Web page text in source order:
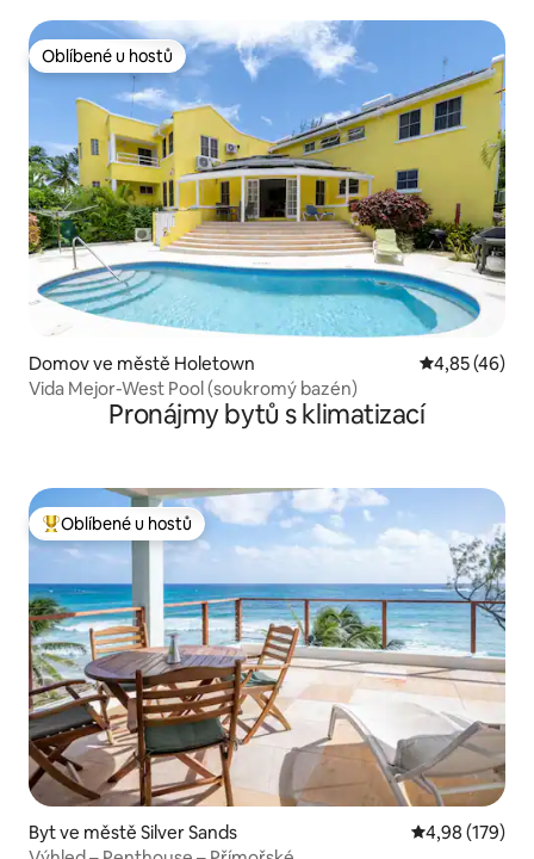
Oblíbené u hostů
Oblíbené u hostů
Domov ve městě Holetown Průměrné
4,85 (46)
Vida Mejor-West Pool (soukromý bazén)
Pronájmy bytů s klimatizací
Nejlepší v kategorii Oblíbené u hostů
Oblíbené u hostů
Byt ve městě Silver Sands Průměrné
4,98 (179)